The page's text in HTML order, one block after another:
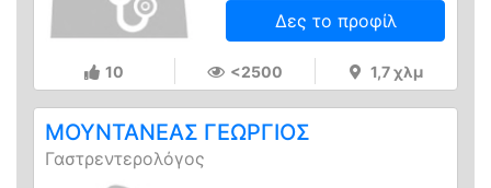
Δες το προφίλ
10 <2500 1,7 χλμ
ΜΟΥΝΤΑΝΕΑΣ ΓΕΩΡΓΙΟΣ
Γαστρεντερολόγος